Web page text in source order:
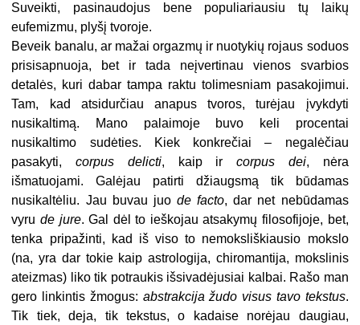
Suveikti, pasinaudojus bene populiariausiu tų laikų
eufemizmu, plyšį tvoroje.
Beveik banalu, ar mažai orgazmų ir nuotykių rojaus soduos
prisisapnuoja, bet ir tada neįvertinau vienos svarbios
detalės, kuri dabar tampa raktu tolimesniam pasakojimui.
Tam, kad atsidurčiau anapus tvoros, turėjau įvykdyti
nusikaltimą. Mano palaimoje buvo keli procentai
nusikaltimo sudėties. Kiek konkrečiai – negalėčiau
pasakyti,corpus delicti, kaip ircorpus dei, nėra
išmatuojami. Galėjau patirti džiaugsmą tik būdamas
nusikaltėliu. Jau buvau juo de facto, dar net nebūdamas
vyrude jure. Gal dėl to ieškojau atsakymų filosofijoje, bet,
tenka pripažinti, kad iš viso to nemoksliškiausio mokslo
(na, yra dar tokie kaip astrologija, chiromantija, mokslinis
ateizmas) liko tik potraukis išsivadėjusiai kalbai. Rašo man
gero linkintis žmogus: abstrakcija žudo visus tavo tekstus.
Tik tiek, deja, tik tekstus, o kadaise norėjau daugiau,